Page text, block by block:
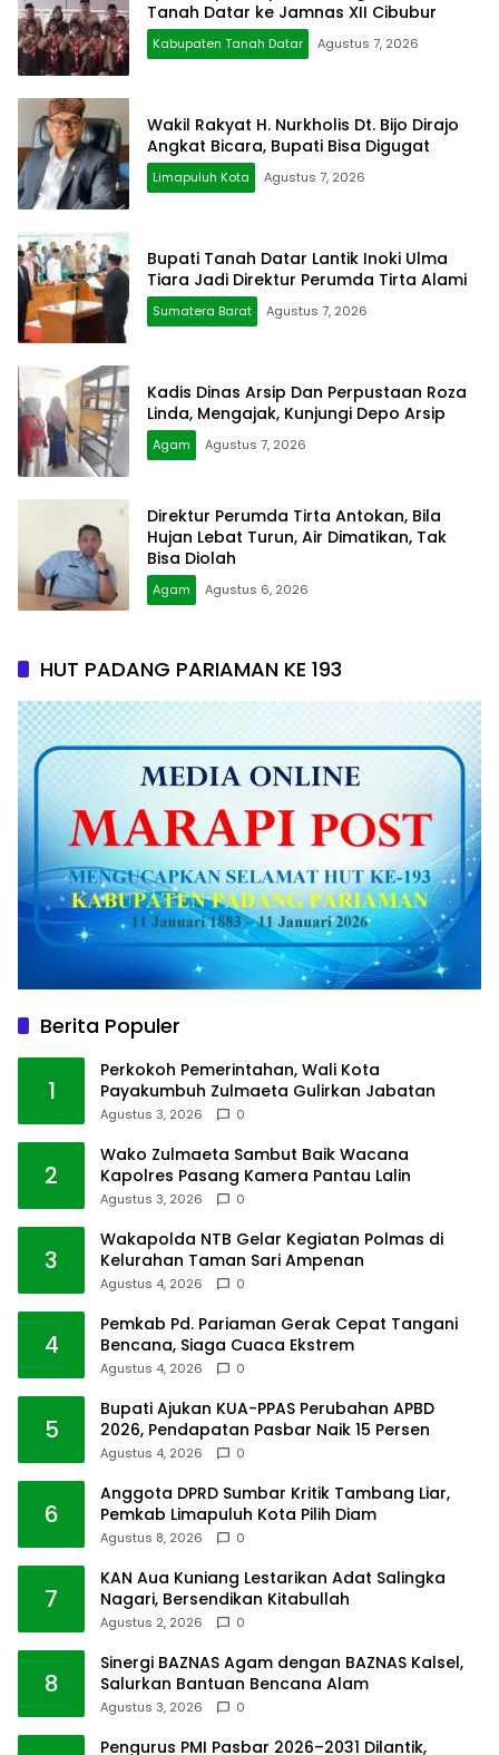
Tanah Datar ke Jamnas XII Cibubur
Kabupaten Tanah Datar Agustus 7, 2026
Wakil Rakyat H. Nurkholis Dt. Bijo Dirajo
Angkat Bicara, Bupati Bisa Digugat
Limapuluh Kota Agustus 7, 2026
Bupati Tanah Datar Lantik Inoki Ulma
Tiara Jadi Direktur Perumda Tirta Alami
Sumatera Barat Agustus 7, 2026
Kadis Dinas Arsip Dan Perpustaan Roza
Linda, Mengajak, Kunjungi Depo Arsip
Agam Agustus 7, 2026
Direktur Perumda Tirta Antokan, Bila
Hujan Lebat Turun, Air Dimatikan, Tak
Bisa Diolah
Agam Agustus 6, 2026
HUT PADANG PARIAMAN KE 193
Berita Populer
1
Perkokoh Pemerintahan, Wali Kota
Payakumbuh Zulmaeta Gulirkan Jabatan
Agustus 3, 2026 0
2
Wako Zulmaeta Sambut Baik Wacana
Kapolres Pasang Kamera Pantau Lalin
Agustus 3, 2026 0
3
Wakapolda NTB Gelar Kegiatan Polmas di
Kelurahan Taman Sari Ampenan
Agustus 4, 2026 0
4
Pemkab Pd. Pariaman Gerak Cepat Tangani
Bencana, Siaga Cuaca Ekstrem
Agustus 4, 2026 0
5
Bupati Ajukan KUA-PPAS Perubahan APBD
2026, Pendapatan Pasbar Naik 15 Persen
Agustus 4, 2026 0
6
Anggota DPRD Sumbar Kritik Tambang Liar,
Pemkab Limapuluh Kota Pilih Diam
Agustus 8, 2026 0
7
KAN Aua Kuniang Lestarikan Adat Salingka
Nagari, Bersendikan Kitabullah
Agustus 2, 2026 0
8
Sinergi BAZNAS Agam dengan BAZNAS Kalsel,
Salurkan Bantuan Bencana Alam
Agustus 3, 2026 0
Pengurus PMI Pasbar 2026–2031 Dilantik,